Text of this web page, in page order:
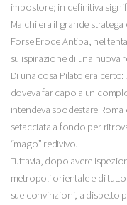
impostore; in definitiva
Ma chi era il grande
Forse Erode Antipa, nel
su ispirazione di una nuova
Di una cosa Pilato era
doveva far capo a un
intendeva spodestare Roma
setacciata a fondo per
“mago” redivivo.
Tuttavia, dopo avere
metropoli orientale e di
sue convinzioni, a dispetto